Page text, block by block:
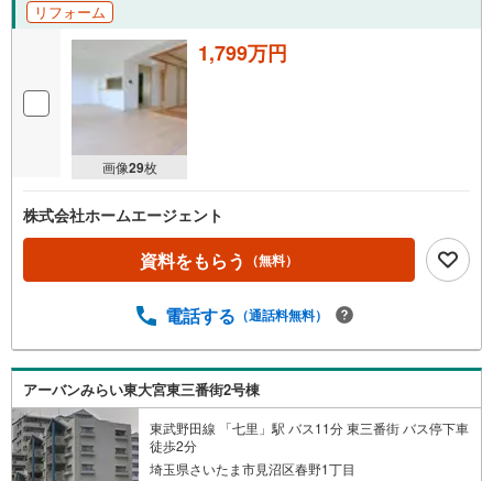
リフォーム
画像29枚
1,799万円
株式会社ホームエージェント
資料をもらう （無料）
電話する （通話料無料）
アーバンみらい東大宮東三番街2号棟
東武野田線 「七里」駅 バス11分 東三番街 バス停下車
徒歩2分
埼玉県さいたま市見沼区春野1丁目